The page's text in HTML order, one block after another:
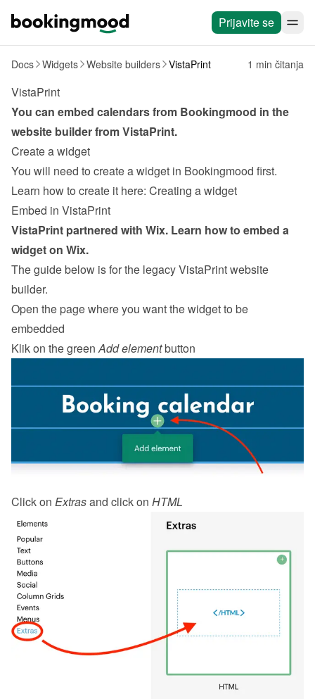
Prijavite se
Docs Widgets Website builders VistaPrint 1 min čitanja
VistaPrint
You can embed calendars from Bookingmood in the
website builder from VistaPrint.
Create a widget
You will need to create a widget in Bookingmood first.
Learn how to create it here: Creating a widget
Embed in VistaPrint
VistaPrint partnered with Wix. Learn how to embed a
widget on Wix.
The guide below is for the legacy VistaPrint website
builder.
Open the page where you want the widget to be
embedded
Klik on the green Add element button
Click on Extras and click on HTML